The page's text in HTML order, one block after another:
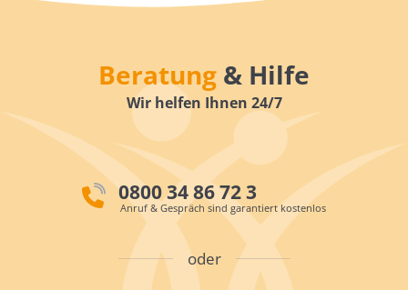
Beratung & Hilfe
Wir helfen Ihnen 24/7
0800 34 86 72 3
Anruf & Gespräch sind garantiert kostenlos
oder